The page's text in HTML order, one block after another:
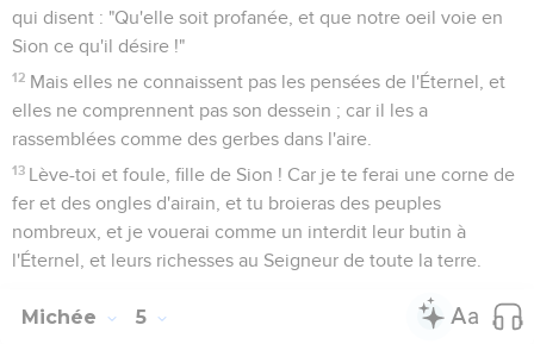
qui disent : "Qu'elle soit profanée, et que notre oeil voie en
Sion ce qu'il désire !"
12 Mais elles ne connaissent pas les pensées de l'Éternel, et
elles ne comprennent pas son dessein ; car il les a
rassemblées comme des gerbes dans l'aire.
13 Lève-toi et foule, fille de Sion ! Car je te ferai une corne de
fer et des ongles d'airain, et tu broieras des peuples
nombreux, et je vouerai comme un interdit leur butin à
l'Éternel, et leurs richesses au Seigneur de toute la terre.
Michée 5